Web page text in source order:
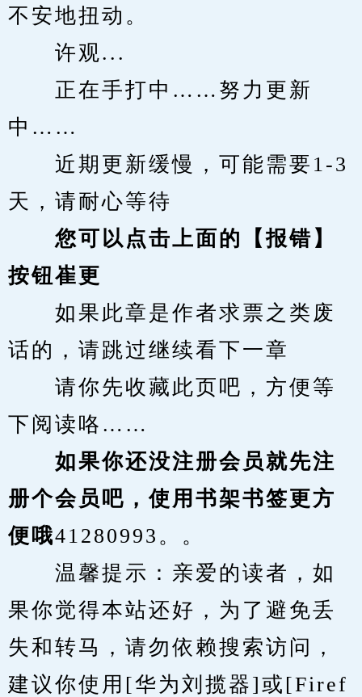
不安地扭动。
许观...
正在手打中……努力更新
中……
近期更新缓慢，可能需要1-3
天，请耐心等待
您可以点击上面的【报错】
按钮崔更
如果此章是作者求票之类废
话的，请跳过继续看下一章
请你先收藏此页吧，方便等
下阅读咯……
如果你还没注册会员就先注
册个会员吧，使用书架书签更方
便哦41280993。。
温馨提示：亲爱的读者，如
果你觉得本站还好，为了避免丢
失和转马，请勿依赖搜索访问，
建议你使用[华为刘揽器]或[Firef